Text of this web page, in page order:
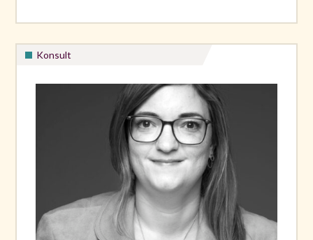
Konsult